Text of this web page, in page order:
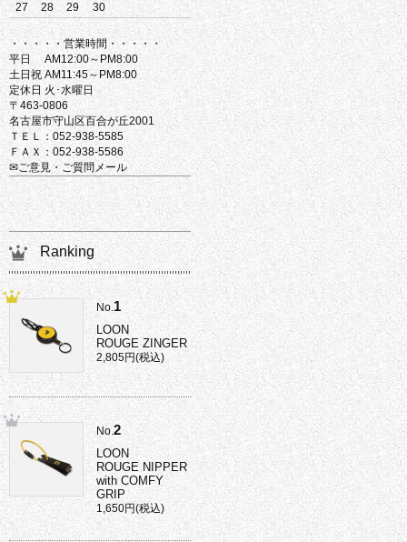
27
28 29 30
・・・・・営業時間・・・・・
平日 AM12:00～PM8:00
土日祝 AM11:45～PM8:00
定休日 火･水曜日
〒463-0806
名古屋市守山区百合が丘2001
ＴＥＬ：052-938-5585
ＦＡＸ：052-938-5586
✉ご意見・ご質問メール
Ranking
No. 1
LOON
ROUGE ZINGER
2,805円(税込)
No. 2
LOON
ROUGE NIPPER
with COMFY
GRIP
1,650円(税込)